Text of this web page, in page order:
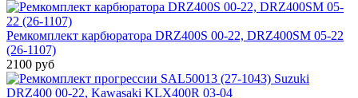
Ремкомплект карбюратора DRZ400S 00-22, DRZ400SM 05-22
(26-1107)
2100 руб